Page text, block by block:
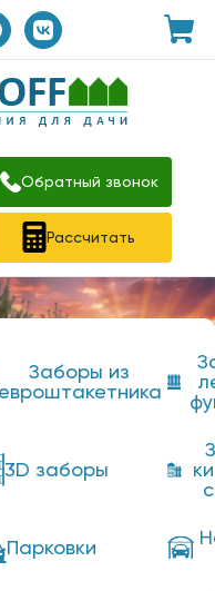
Обратный звонок
Рассчитать
Заборы из
евроштакетника
3D заборы
Парковки